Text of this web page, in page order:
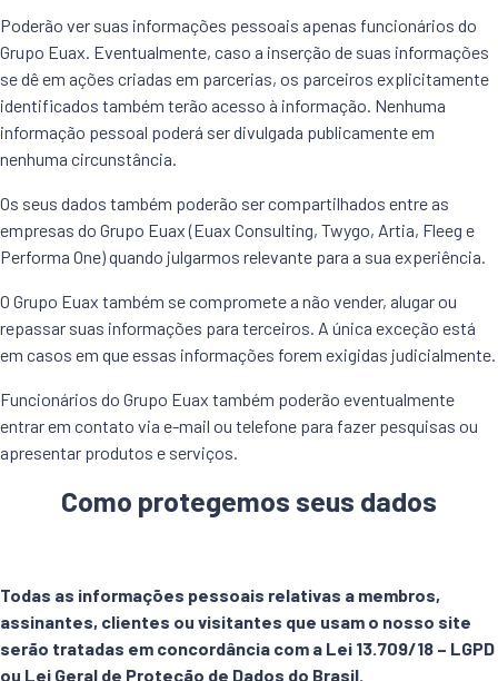
Poderão ver suas informações pessoais apenas funcionários do
Grupo Euax. Eventualmente, caso a inserção de suas informações
se dê em ações criadas em parcerias, os parceiros explicitamente
identificados também terão acesso à informação. Nenhuma
informação pessoal poderá ser divulgada publicamente em
nenhuma circunstância.
Os seus dados também poderão ser compartilhados entre as
empresas do Grupo Euax (Euax Consulting, Twygo, Artia, Fleeg e
Performa One) quando julgarmos relevante para a sua experiência.
O Grupo Euax também se compromete a não vender, alugar ou
repassar suas informações para terceiros. A única exceção está
em casos em que essas informações forem exigidas judicialmente.
Funcionários do Grupo Euax também poderão eventualmente
entrar em contato via e-mail ou telefone para fazer pesquisas ou
apresentar produtos e serviços.
Como protegemos seus dados
Todas as informações pessoais relativas a membros,
assinantes, clientes ou visitantes que usam o nosso site
serão tratadas em concordância com a Lei 13.709/18 – LGPD
ou Lei Geral de Proteção de Dados do Brasil.